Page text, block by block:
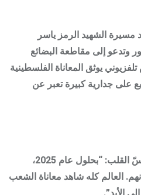
الشهيد الرمز ياسر
وتدعو إلى مقاطعة البضائع
يوثق المعاناة الفلسطينية
على جدارية كبيرة تعبر عن
منيب المصري ختم بكلمات تمسّ القلب: “بحلول عام 2025،
العالم كله شاهد معاناة الشعب
الأبد”.